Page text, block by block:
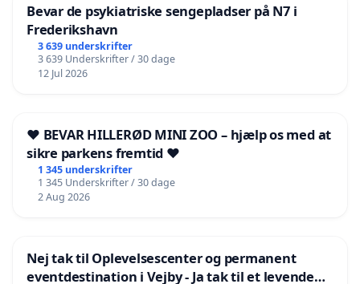
Bevar de psykiatriske sengepladser på N7 i
Frederikshavn
3 639 underskrifter
3 639 Underskrifter / 30 dage
12 Jul 2026
❤️ BEVAR HILLERØD MINI ZOO – hjælp os med at
sikre parkens fremtid ❤️
1 345 underskrifter
1 345 Underskrifter / 30 dage
2 Aug 2026
Nej tak til Oplevelsescenter og permanent
eventdestination i Vejby - Ja tak til et levende